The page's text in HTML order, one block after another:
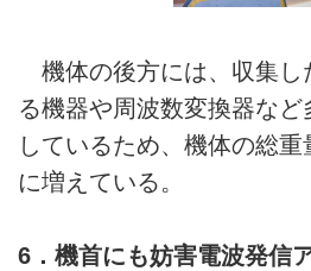
機体の後方には、収集し
る機器や周波数変換器な
しているため、機体の総
に増えている。
6．機首にも妨害電波発信